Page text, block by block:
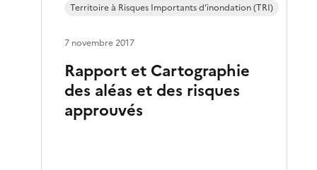
Rapport et Cartographie
des aléas et des risques
approuvés
Territoire à Risques Importants d’inondation (TRI)
7 novembre 2017